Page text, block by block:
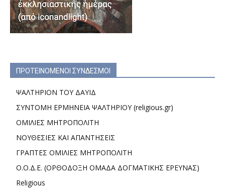
ΠΡΟΤΕΙΝΟΜΕΝΟΙ ΣΥΝΔΕΣΜΟΙ
ΨΑΛΤΗΡΙΟΝ ΤΟΥ ΔΑΥΙΔ
ΣΥΝΤΟΜΗ ΕΡΜΗΝΕΙΑ ΨΑΛΤΗΡΙΟΥ (religious.gr)
ΟΜΙΛΙΕΣ ΜΗΤΡΟΠΟΛΙΤΗ
ΝΟΥΘΕΣΙΕΣ ΚΑΙ ΑΠΑΝΤΗΣΕΙΣ
ΓΡΑΠΤΕΣ ΟΜΙΛΙΕΣ ΜΗΤΡΟΠΟΛΙΤΗ
Ο.Ο.Δ.Ε. (ΟΡΘΟΔΟΞΗ ΟΜΑΔΑ ΔΟΓΜΑΤΙΚΗΣ ΕΡΕΥΝΑΣ)
Religious